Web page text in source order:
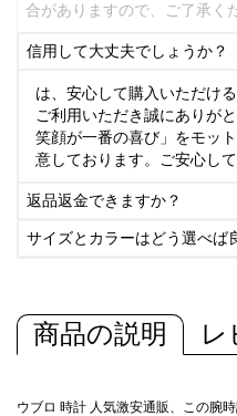
合がありますので、ご了承く
信用して大丈夫でしょうか？
は、安心して購入いただけ
ご利用いただき誠にありが
笑顔が一番の喜び」をモッ
意しております。ご安心し
返品返金できますか？
サイズとカラーはどう選べば
商品の説明 レ
ウブロ 時計 人気激安通販、この腕